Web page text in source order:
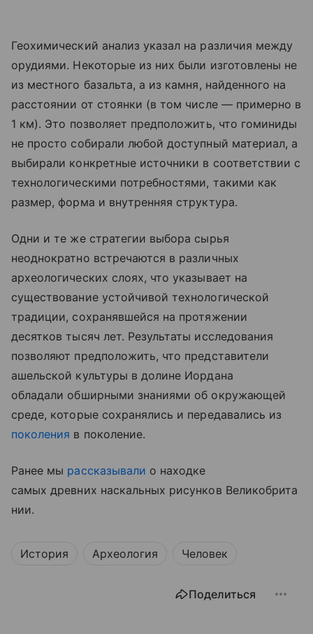
Геохимический анализ указал на различия между
орудиями. Некоторые из них были изготовлены не
из местного базальта, а из камня, найденного на
расстоянии от стоянки (в том числе — примерно в
1 км). Это позволяет предположить, что гоминиды
не просто собирали любой доступный материал, а
выбирали конкретные источники в соответствии с
технологическими потребностями, такими как
размер, форма и внутренняя структура.
Одни и те же стратегии выбора сырья
неоднократно встречаются в различных
археологических слоях, что указывает на
существование устойчивой технологической
традиции, сохранявшейся на протяжении
десятков тысяч лет. Результаты исследования
позволяют предположить, что представители
ашельской культуры в долине Иордана
обладали обширными знаниями об окружающей
среде, которые сохранялись и передавались из
поколения в поколение.
Ранее мы рассказывали о находке
самых древних наскальных рисунков Великобрита
нии.
История Археология Человек
Поделиться